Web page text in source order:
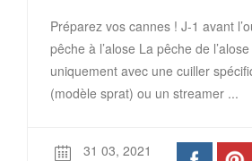
Préparez vos cannes ! J-1 avant
pêche à l’alose La pêche de
uniquement avec une cuiller
(modèle sprat) ou un streamer ...
31 03, 2021